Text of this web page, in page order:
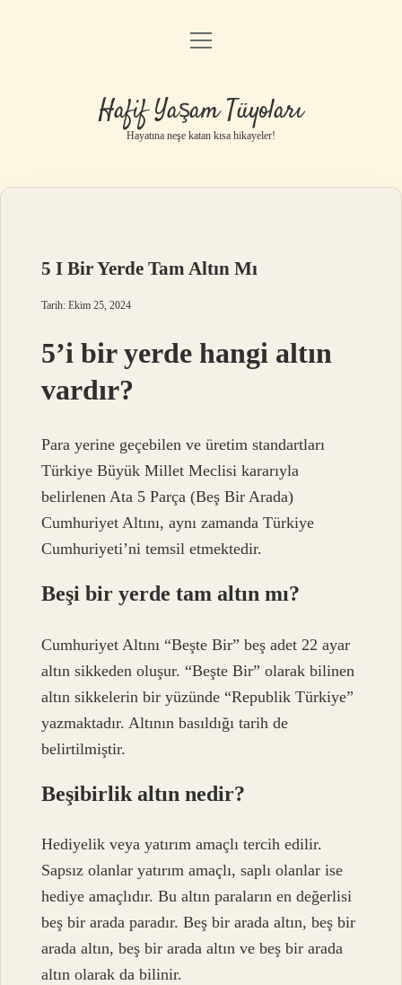
Anasayfa
Yasal Uyarı
menüyü
Hafif Yaşam Tüyoları
Hayatına neşe katan kısa hikayeler!
5 I Bir Yerde Tam Altın Mı
Tarih: Ekim 25, 2024
5’i bir yerde hangi altın
vardır?
Para yerine geçebilen ve üretim standartları
Türkiye Büyük Millet Meclisi kararıyla
belirlenen Ata 5 Parça (Beş Bir Arada)
Cumhuriyet Altını, aynı zamanda Türkiye
Cumhuriyeti’ni temsil etmektedir.
Beşi bir yerde tam altın mı?
Cumhuriyet Altını “Beşte Bir” beş adet 22 ayar
altın sikkeden oluşur. “Beşte Bir” olarak bilinen
altın sikkelerin bir yüzünde “Republik Türkiye”
yazmaktadır. Altının basıldığı tarih de
belirtilmiştir.
Beşibirlik altın nedir?
Hediyelik veya yatırım amaçlı tercih edilir.
Sapsız olanlar yatırım amaçlı, saplı olanlar ise
hediye amaçlıdır. Bu altın paraların en değerlisi
beş bir arada paradır. Beş bir arada altın, beş bir
arada altın, beş bir arada altın ve beş bir arada
altın olarak da bilinir.